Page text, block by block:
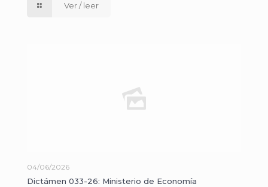
Ver / leer
04/06/2026
Dictámen 033-26: Ministerio de Economía